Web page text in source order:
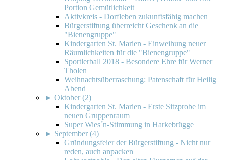
Portion Gemütlichkeit
Aktivkreis - Dorfleben zukunftsfähig machen
Bürgerstiftung überreicht Geschenk an die
"Bienengruppe"
Kindergarten St. Marien - Einweihung neuer
Räumlichkeiten für die "Bienengruppe"
Sportlerball 2018 - Besondere Ehre für Werner
Tholen
Weihnachtsüberraschung: Patenschaft für Heilig
Abend
► Oktober (2)
Kindergarten St. Marien - Erste Sitzprobe im
neuen Gruppenraum
Super Wies´n-Stimmung in Harkebrügge
► September (4)
Gründungsfeier der Bürgerstiftung - Nicht nur
reden, auch anpacken